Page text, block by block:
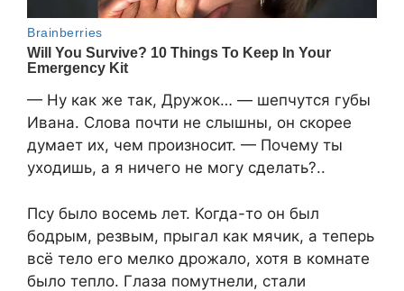
— Ну как же так, Дружок… — шепчутся губы
Ивана. Слова почти не слышны, он скорее
думает их, чем произносит. — Почему ты
уходишь, а я ничего не могу сделать?..
Псу было восемь лет. Когда-то он был
бодрым, резвым, прыгал как мячик, а теперь
всё тело его мелко дрожало, хотя в комнате
было тепло. Глаза помутнели, стали